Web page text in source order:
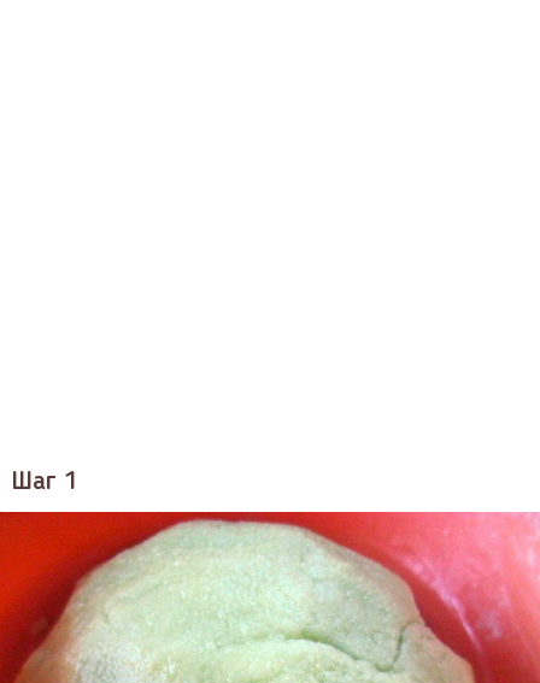
Шаг 1